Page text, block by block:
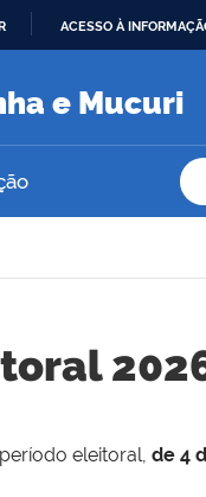
ACESSO À
e Mucuri
eleitoral, de 4